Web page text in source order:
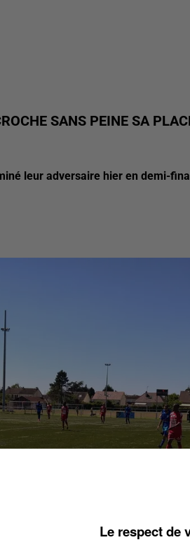
SANS PEINE SA
leur adversaire hier en demi-
Le respect de